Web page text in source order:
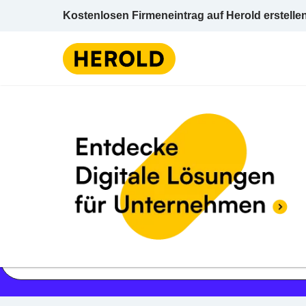
Kostenlosen Firmeneintrag auf Herold